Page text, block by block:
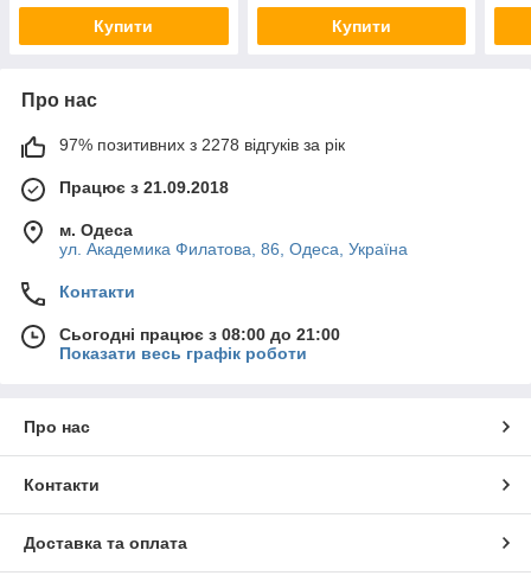
Купити Купити
Про нас
97% позитивних з 2278 відгуків за рік
Працює з 21.09.2018
м. Одеса
ул. Академика Филатова, 86, Одеса, Україна
Контакти
Сьогодні працює з 08:00 до 21:00
Показати весь графік роботи
Про нас
Контакти
Доставка та оплата